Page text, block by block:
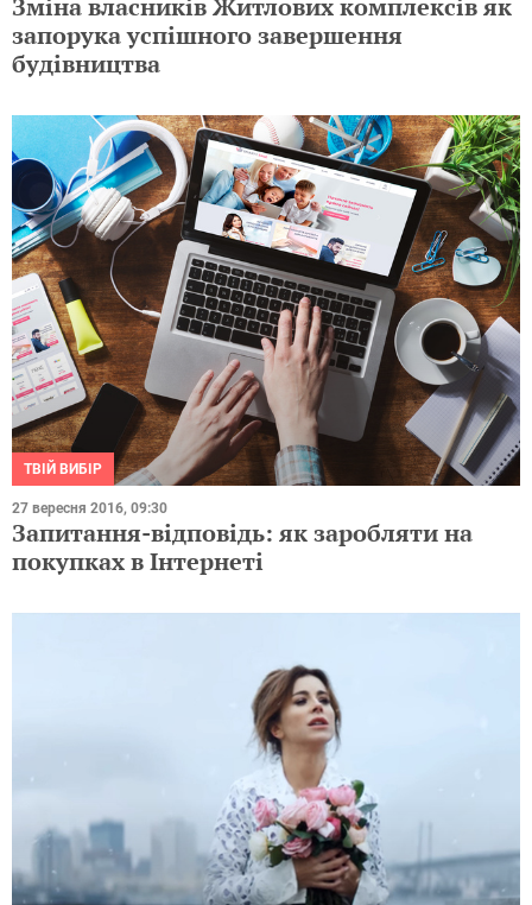
Зміна власників Житлових комплексів як
запорука успішного завершення
будівництва
ТВІЙ ВИБІР
27 вересня 2016, 09:30
Запитання-відповідь: як заробляти на
покупках в Інтернеті